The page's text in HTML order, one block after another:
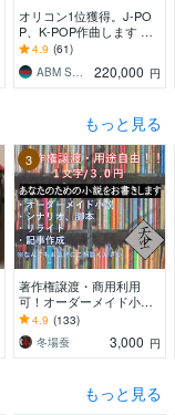
オリコン1位獲得。J-PO
P、K-POP作曲します メ
ジャーレーベル同様、完
全プロクオリティで製作
します。
4.9 (61)
220,000 円
もっと見る
3
著作権譲渡・商用利用
可！オーダーメイド小説
書きます 小説、シナリ
オ、リライト、記事作
成。純文学からラノベま
で！
4.9 (133)
冬場蚕
3,000 円
もっと見る